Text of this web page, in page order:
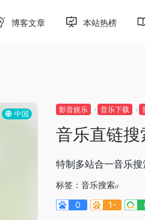
博客文章 本站热榜
中国 影音娱乐 音乐下载
音乐直链搜
特制多站合一音乐
标签： 音乐搜索
0
1-